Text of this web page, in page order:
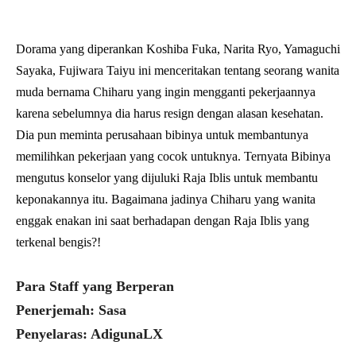
Dorama yang diperankan Koshiba Fuka, Narita Ryo, Yamaguchi
Sayaka, Fujiwara Taiyu ini menceritakan tentang seorang wanita
muda bernama Chiharu yang ingin mengganti pekerjaannya
karena sebelumnya dia harus resign dengan alasan kesehatan.
Dia pun meminta perusahaan bibinya untuk membantunya
memilihkan pekerjaan yang cocok untuknya. Ternyata Bibinya
mengutus konselor yang dijuluki Raja Iblis untuk membantu
keponakannya itu. Bagaimana jadinya Chiharu yang wanita
enggak enakan ini saat berhadapan dengan Raja Iblis yang
terkenal bengis?!
Para Staff yang Berperan
Penerjemah: Sasa
Penyelaras: AdigunaLX